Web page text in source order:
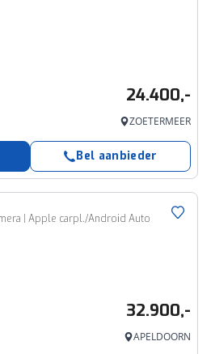
24.400,-
ZOETERMEER
Bel aanbieder
| Apple carpl./Android Auto
32.900,-
APELDOORN